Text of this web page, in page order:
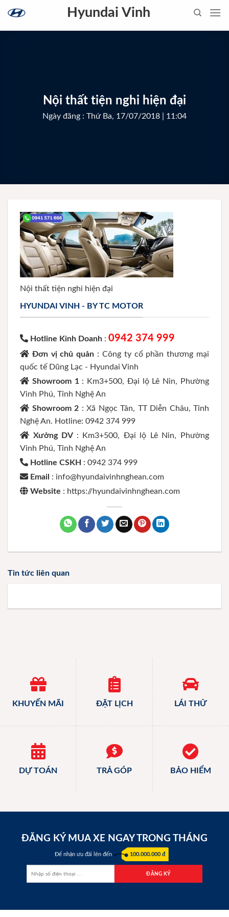
content
Hyundai Vinh
Nội thất tiện nghi hiện đại
Ngày đăng : Thứ Ba, 17/07/2018 | 11:04
Nội thất tiện nghi hiện đại
HYUNDAI VINH - BY TC MOTOR
Hotline Kinh Doanh : 0942 374 999
Đơn vị chủ quản : Công ty cổ phần thương mại
quốc tế Dũng Lạc - Hyundai Vinh
Showroom 1 : Km3+500, Đại lộ Lê Nin, Phường
Vinh Phú, Tỉnh Nghệ An
Showroom 2 : Xã Ngọc Tân, TT Diễn Châu, Tỉnh
Nghệ An. Hotline: 0942 374 999
Xưởng DV : Km3+500, Đại lộ Lê Nin, Phường
Vinh Phú, Tỉnh Nghệ An
Hotline CSKH : 0942 374 999
Email : info@hyundaivinhnghean.com
Website : https://hyundaivinhnghean.com
Tin tức liên quan
KHUYẾN MÃI ĐẶT LỊCH LÁI THỬ
DỰ TOÁN TRẢ GÓP BẢO HIỂM
ĐĂNG KÝ MUA XE NGAY TRONG THÁNG
Để nhận ưu đãi lên đến 100.000.000 đ